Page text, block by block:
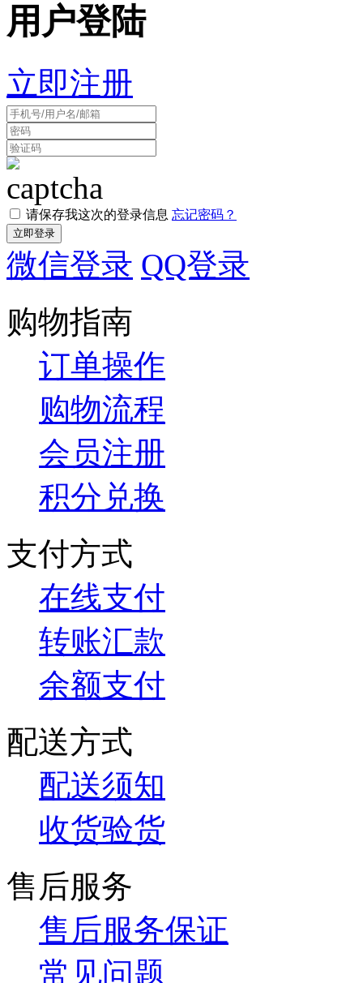
用户登陆
立即注册
请保存我这次的登录信息 忘记密码？
微信登录 QQ登录
购物指南
订单操作
购物流程
会员注册
积分兑换
支付方式
在线支付
转账汇款
余额支付
配送方式
配送须知
收货验货
售后服务
售后服务保证
常见问题